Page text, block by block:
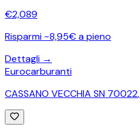
€2,089
Risparmi ~8,95€ a pieno
Dettagli →
Eurocarburanti
CASSANO VECCHIA SN 70022,